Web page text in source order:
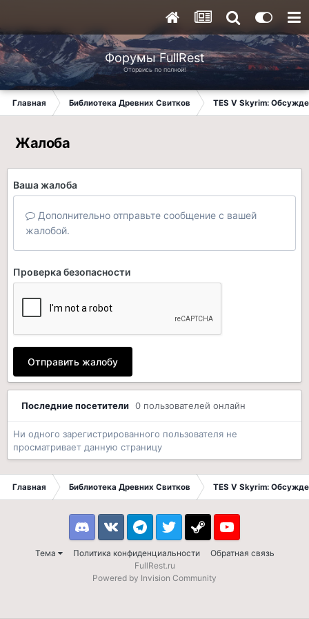
Форумы FullRest
Оторвись по полной!
Главная Библиотека Древних Свитков TES V Skyrim:
Жалоба
Ваша жалоба
Дополнительно отправьте сообщение с вашей
жалобой.
Проверка безопасности
Отправить жалобу
Последние посетители 0 пользователей онлайн
Ни одного зарегистрированного пользователя не
просматривает данную страницу
Главная Библиотека Древних Свитков TES V Skyrim:
Тема Политика конфиденциальности Обратная связь
DiscordVK TelegramTwitter Steam Youtube
FullRest.ru
Powered by Invision Community